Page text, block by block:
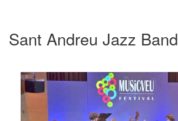
Sant Andreu Jazz Band